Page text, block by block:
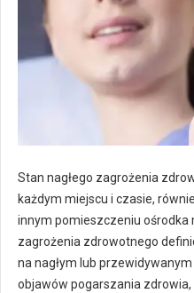
Stan nagłego zagrożenia
każdym miejscu i czasie,
innym pomieszczeniu ośrodka
zagrożenia zdrowotnego
na nagłym lub
objawów pogarszania